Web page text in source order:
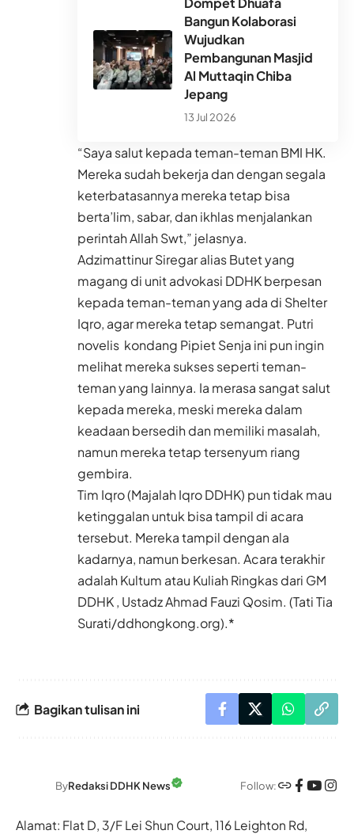
Bangun Kolaborasi
Wujudkan
Pembangunan Masjid
Al Muttaqin Chiba
Jepang
13 Jul 2026
“Saya salut kepada teman-teman BMI HK.
Mereka sudah bekerja dan dengan segala
keterbatasannya mereka tetap bisa
berta’lim, sabar, dan ikhlas menjalankan
perintah Allah Swt,” jelasnya.
Adzimattinur Siregar alias Butet yang
magang di unit advokasi DDHK berpesan
kepada teman-teman yang ada di Shelter
Iqro, agar mereka tetap semangat. Putri
novelis kondang Pipiet Senja ini pun ingin
melihat mereka sukses seperti teman-
teman yang lainnya. Ia merasa sangat salut
kepada mereka, meski mereka dalam
keadaan bersedih dan memiliki masalah,
namun mereka tetap tersenyum riang
gembira.
Tim Iqro (Majalah Iqro DDHK) pun tidak mau
ketinggalan untuk bisa tampil di acara
tersebut. Mereka tampil dengan ala
kadarnya, namun berkesan. Acara terakhir
adalah Kultum atau Kuliah Ringkas dari GM
DDHK , Ustadz Ahmad Fauzi Qosim. (Tati Tia
Surati/ddhongkong.org).*
Bagikan tulisan ini
ByRedaksi DDHK News Follow:
Alamat: Flat D, 3/F Lei Shun Court, 116 Leighton Rd,